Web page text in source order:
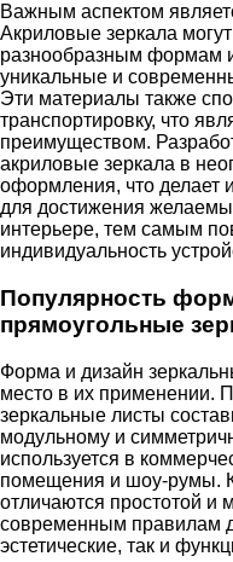
Важным аспектом
Акриловые зеркала
разнообразным формам
уникальные и
Эти материалы также
транспортировку, что
преимуществом.
акриловые зеркала в
оформления, что делает
для достижения
интерьере, тем самым
индивидуальность
Популярность
прямоугольные
Форма и дизайн
место в их применении.
зеркальные листы
модульному и
используется в
помещения и шоу-румы.
отличаются простотой и
современным правилам
эстетические, так и